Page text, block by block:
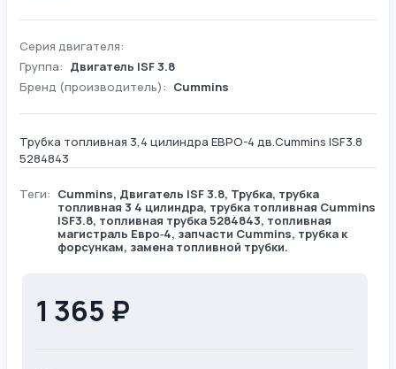
Серия двигателя:
Группа: Двигатель ISF 3.8
Бренд (производитель): Cummins
Трубка топливная 3,4 цилиндра ЕВРО-4 дв.Cummins ISF3.8
5284843
Теги: Cummins, Двигатель ISF 3.8, Трубка, трубка
топливная 3 4 цилиндра, трубка топливная Cummins
ISF3.8, топливная трубка 5284843, топливная
магистраль Евро‑4, запчасти Cummins, трубка к
форсункам, замена топливной трубки.
1 365 ₽